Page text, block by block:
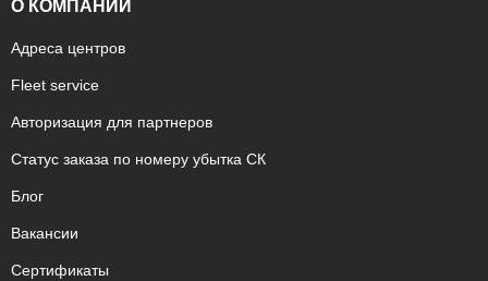
О КОМПАНИИ
Адреса центров
Fleet service
Авторизация для партнеров
Статус заказа по номеру убытка СК
Блог
Вакансии
Сертификаты